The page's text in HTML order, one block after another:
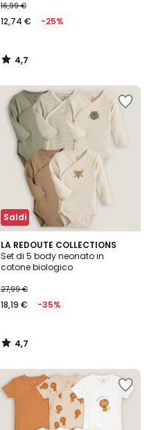
16,99 €
12,74 € -25%
4,7
/
Saldi
LA REDOUTE COLLECTIONS
Set di 5 body neonato in
cotone biologico
27,99 €
18,19 € -35%
4,7
/ 5
4,7
/